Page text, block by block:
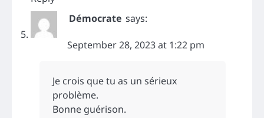
Démocrate says:
September 28, 2023 at 1:22 pm
Je crois que tu as un sérieux
problème.
Bonne guérison.